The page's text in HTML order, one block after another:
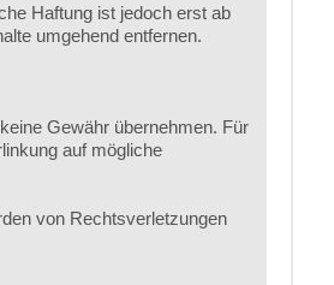
Haftung ist jedoch erst ab
umgehend entfernen.
Gewähr übernehmen. Für
auf mögliche
von Rechtsverletzungen